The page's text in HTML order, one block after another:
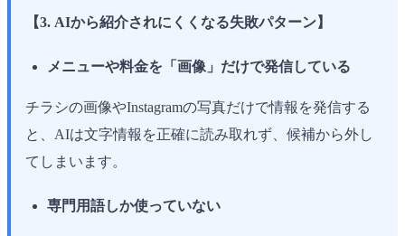
【3. AIから紹介されにくくなる失敗パターン】
メニューや料金を「画像」だけで発信している
チラシの画像やInstagramの写真だけで情報を発信する
と、AIは文字情報を正確に読み取れず、候補から外し
てしまいます。
専門用語しか使っていない